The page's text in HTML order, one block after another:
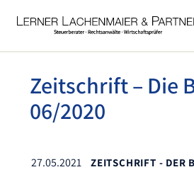
Unsere Kompetenzen
LEISTUNGEN
Wirtschaftsprüfung
Steuer-News
KARRIERE
Zeitschrift – Die
06/2020
27.05.2021 ZEITSCHRIFT - DER